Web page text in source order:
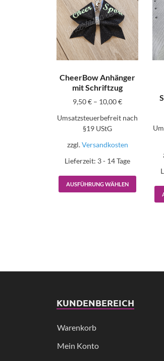
CheerBow Anhänger
mit Schriftzug
9,50€ – 10,00€
Umsatzsteuerbefreit nach
§19 UStG
zzgl.Versandkosten
Lieferzeit: 3 - 14 Tage
AUSFÜHRUNG WÄHLEN
KUNDENBEREICH
Warenkorb
Mein Konto